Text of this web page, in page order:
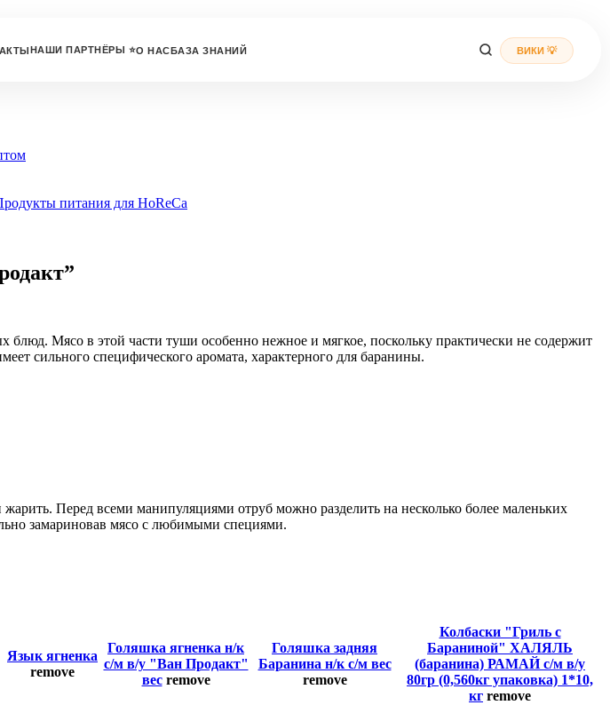
НАШИ ПАРТНЁРЫ ⭐О НАСБАЗА ЗНАНИЙ ВИКИ 💡
Мясо в этой части туши особенно нежное и мягкое, поскольку практически не содержит
сильного специфического аромата, характерного для баранины.
Перед всеми манипуляциями отруб можно разделить на несколько более маленьких
замариновав мясо с любимыми специями.
Язык ягненка
remove
Голяшка ягненка н/к
с/м в/у "Ван Продакт"
вес remove
Голяшка задняя
Баранина н/к с/м вес
remove
Колбаски "Гриль с
Бараниной" ХАЛЯЛЬ
(баранина) РАМАЙ с/м в/у
80гр (0,560кг упаковка) 1*10,
кг remove